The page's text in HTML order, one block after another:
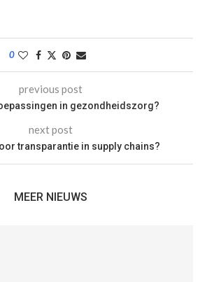
0
previous post
in gezondheidszorg?
next post
transparantie in supply chains?
MEER NIEUWS